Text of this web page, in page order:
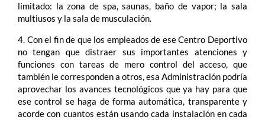
limitado: la zona de spa, saunas, baño de vapor; la sala
multiusos y la sala de musculación.
4. Con el fin de que los empleados de ese Centro Deportivo
no tengan que distraer sus importantes atenciones y
funciones con tareas de mero control del acceso, que
también le corresponden a otros, esa Administración podría
aprovechar los avances tecnológicos que ya hay para que
ese control se haga de forma automática, transparente y
acorde con cuantos están usando cada instalación en cada